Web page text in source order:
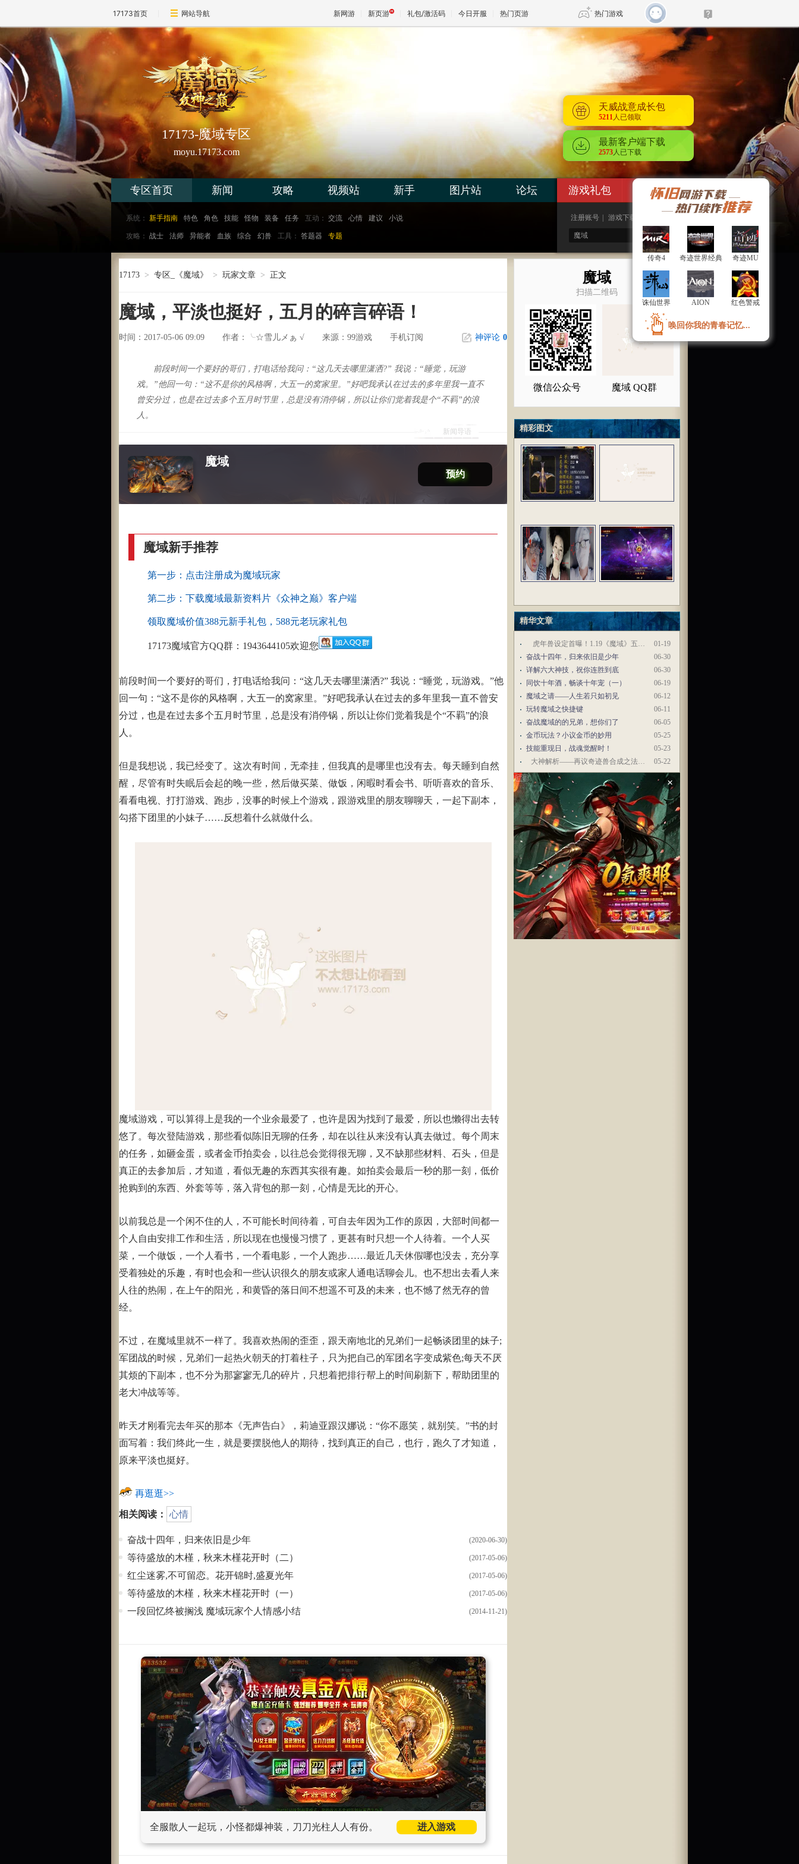
17173首页 网站导航 新网游 新页游 礼包/激活码 今日开服 热门页游 热门游戏
剑网3旗舰版 新天龙八部
王权与自由 诛仙世界 新仙侠5
天威战意成长包
5211人已领取
最新客户端下载
2573人已下载
17173-魔域专区
moyu.17173.com
专区首页 新闻 攻略 视频站 新手 图片站 论坛
系统： 新手指南 特色 角色 技能 怪物 装备 任务 互动： 交流 心情 建议 小说
攻略： 战士 法师 异能者 血族 综合 幻兽 工具： 答题器 专题
游戏礼包 付费充值
注册账号 游戏下载

17173 > 专区_《魔域》 > 玩家文章 > 正文
魔域，平淡也挺好，五月的碎言碎语！
时间：2017-05-06 09:09 作者： ╰☆雪儿メぁ √ 来源： 99游戏 手机订阅 神评论 0
新闻导语
前段时间一个要好的哥们，打电话给我问：“这几天去哪里潇洒?” 我说：“睡觉，玩游
戏。”他回一句：“这不是你的风格啊，大五一的窝家里。”好吧我承认在过去的多年里我一直不
曾安分过，也是在过去多个五月时节里，总是没有消停锅，所以让你们觉着我是个“不羁”的浪
人。
魔域
预约
魔域新手推荐
第一步：点击注册成为魔域玩家
第二步：下载魔域最新资料片《众神之巅》客户端
领取魔域价值388元新手礼包，588元老玩家礼包
17173魔域官方QQ群：1943644105欢迎您
前段时间一个要好的哥们，打电话给我问：“这几天去哪里潇洒?” 我说：“睡觉，玩游戏。”他
回一句：“这不是你的风格啊，大五一的窝家里。”好吧我承认在过去的多年里我一直不曾安
分过，也是在过去多个五月时节里，总是没有消停锅，所以让你们觉着我是个“不羁”的浪
人。
但是我想说，我已经变了。这次有时间，无牵挂，但我真的是哪里也没有去。每天睡到自然
醒，尽管有时失眠后会起的晚一些，然后做买菜、做饭，闲暇时看会书、听听喜欢的音乐、
看看电视、打打游戏、跑步，没事的时候上个游戏，跟游戏里的朋友聊聊天，一起下副本，
勾搭下团里的小妹子……反想着什么就做什么。
魔域游戏，可以算得上是我的一个业余最爱了，也许是因为找到了最爱，所以也懒得出去转
悠了。每次登陆游戏，那些看似陈旧无聊的任务，却在以往从来没有认真去做过。每个周末
的任务，如砸金蛋，或者金币拍卖会，以往总会觉得很无聊，又不缺那些材料、石头，但是
真正的去参加后，才知道，看似无趣的东西其实很有趣。如拍卖会最后一秒的那一刻，低价
抢购到的东西、外套等等，落入背包的那一刻，心情是无比的开心。
以前我总是一个闲不住的人，不可能长时间待着，可自去年因为工作的原因，大部时间都一
个人自由安排工作和生活，所以现在也慢慢习惯了，更甚有时只想一个人待着。一个人买
菜，一个做饭，一个人看书，一个看电影，一个人跑步……最近几天休假哪也没去，充分享
受着独处的乐趣，有时也会和一些认识很久的朋友或家人通电话聊会儿。也不想出去看人来
人往的热闹，在上午的阳光，和黄昏的落日间不想遥不可及的未来，也不憾了然无存的曾
经。
不过，在魔域里就不一样了。我喜欢热闹的歪歪，跟天南地北的兄弟们一起畅谈团里的妹子;
军团战的时候，兄弟们一起热火朝天的打着柱子，只为把自己的军团名字变成紫色;每天不厌
其烦的下副本，也不分为那寥寥无几的碎片，只想着把排行帮上的时间刷新下，帮助团里的
老大冲战等等。
昨天才刚看完去年买的那本《无声告白》，莉迪亚跟汉娜说：“你不愿笑，就别笑。”书的封
面写着：我们终此一生，就是要摆脱他人的期待，找到真正的自己，也行，跑久了才知道，
原来平淡也挺好。
再逛逛>>
相关阅读： 心情
(2020-06-30)
奋战十四年，归来依旧是少年
(2017-05-06)
等待盛放的木槿，秋来木槿花开时（二）
(2017-05-06)
红尘迷雾,不可留恋。花开锦时,盛夏光年
(2017-05-06)
等待盛放的木槿，秋来木槿花开时（一）
(2014-11-21)
一段回忆终被搁浅 魔域玩家个人情感小结
全服散人一起玩，小怪都爆神装，刀刀光柱人人有份。 进入游戏
魔域
扫描二维码
微信公众号 魔域 QQ群
精彩图文
精华文章
01-19
虎年兽设定首曝！1.19《魔域》五…
06-30
奋战十四年，归来依旧是少年
06-30
详解六大神技，祝你连胜到底
06-19
同饮十年酒，畅谈十年宠（一）
06-12
魔域之请——人生若只如初见
06-11
玩转魔域之快捷键
06-05
奋战魔域的的兄弟，想你们了
05-25
金币玩法？小议金币的妙用
05-23
技能重现日，战魂觉醒时！
05-22
大神解析——再议奇迹兽合成之法…
×
传奇4 奇迹世界经典 奇迹MU
诛仙世界 AION 红色警戒
唤回你我的青春记忆...
传奇4 奇迹世界经典 奇迹MU
诛仙世界 AION 红色警戒
唤回你我的青春记忆...